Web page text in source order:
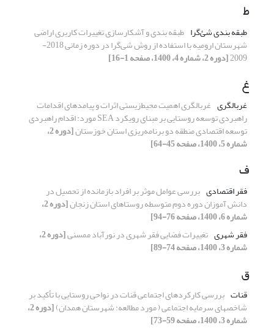
ط
طبقه بندی شئ‌گرا طبقه بندی و آشکارسازی تغییرات کاربری اراضی
شهرستان ارومیه با استفاده از روش شی‌گرا در دوره زمانی 2018-
2009[دوره 2، شماره 4، 1400، صفحه 1-16]
غ
غربالگری غربالگری اهمیت محیط‌زیستی اثرات و پیامدهای اقدامات
راهبردی توسعه روستایی بر مبنای رویکرد SEA مورد: اقدام راهبردی
توسعه اقتصادی منطقه دو برنامه‌ریزی استان خوزستان [دوره 2،
شماره 5، 1400، صفحه 45-64]
ف
فقر اقتصادی بررسی عوامل موثر بر افراد بازمانده از تحصیل در
دانش آموزان دوره دوم متوسطه روستاهای استان زنجان [دوره 2،
شماره 6، 1400، صفحه 76-94]
فقر شهری تغییرات فضایی فقر شهری در نورآباد ممسنی [دوره 2،
شماره 3، 1400، صفحه 74-89]
ق
قنات بررسی کارکردهای اجتماعی قنات در نواحی روستایی با تأکید بر
شاخصهای سرمایه اجتماعی ( مورد مطالعه: شهرستان همدان) [دوره 2،
شماره 3، 1400، صفحه 59-73]